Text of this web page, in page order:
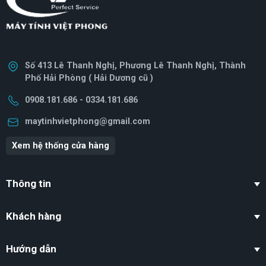
Kết nối USB
USB Type-C
USB Standard A
2x USB Standard-A ports, supporting:
• One port for USB 2.0
• One port for USB 3.2 Gen 1
HDMI® 2.1 port with HDCP support
Ethernet (RJ-45) port
Số 413 Lê Thanh Nghị, Phương Lê Thanh Nghị, Thành
Phố Hải Phòng ( Hải Dương cũ )
0908.181.686 - 0334.181.686
maytinhvietphong@gmail.com
Xem hệ thống cửa hàng
Thông tin
Khách hàng
Hướng dẫn